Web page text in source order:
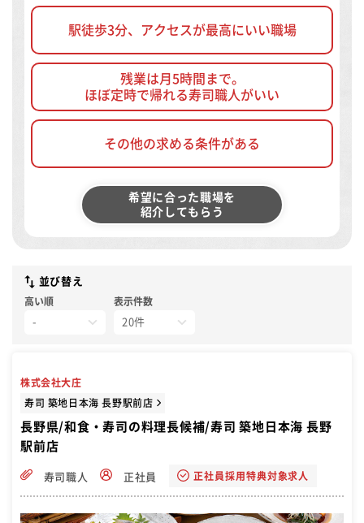
駅徒歩3分、アクセスが最高にいい職場
残業は月5時間まで。
ほぼ定時で帰れる寿司職人がいい
その他の求める条件がある
希望に合った職場を
紹介してもらう
並び替え
高い順 表示件数
株式会社大庄
寿司 築地日本海 長野駅前店
長野県/和食・寿司の料理長候補/寿司 築地日本海 長野
駅前店
寿司職人 正社員 正社員採用特典対象求人